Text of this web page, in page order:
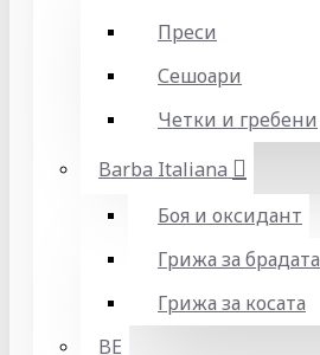
Преси
Сешоари
Четки и гребени
Barba Italiana
Боя и оксидант
Грижа за брадата
Грижа за косата
BE